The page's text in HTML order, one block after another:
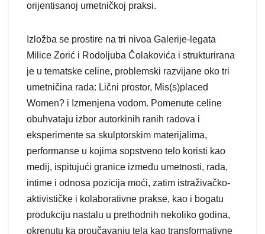
orijentisanoj umetničkoj praksi.
Izložba se prostire na tri nivoa Galerije-legata
Milice Zorić i Rodoljuba Čolakovića i strukturirana
je u tematske celine, problemski razvijane oko tri
umetničina rada: Lični prostor, Mis(s)placed
Women? i Izmenjena vodom. Pomenute celine
obuhvataju izbor autorkinih ranih radova i
eksperimente sa skulptorskim materijalima,
performanse u kojima sopstveno telo koristi kao
medij, ispitujući granice između umetnosti, rada,
intime i odnosa pozicija moći, zatim istraživačko-
aktivističke i kolaborativne prakse, kao i bogatu
produkciju nastalu u prethodnih nekoliko godina,
okrenutu ka proučavanju tela kao transformativne